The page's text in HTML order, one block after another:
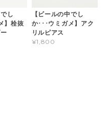
し
】栓抜
【ビールの中でし
か･･･ウミガメ】アク
リルピアス
¥1,800